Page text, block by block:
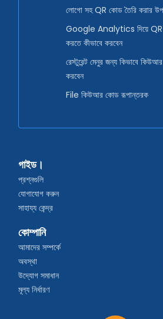
লোগো সহ QR কোড তৈরি করার
Google Analytics দিয়ে QR
করতে কীভাবে করবেন
রেস্টুরেন্ট মেনুর জন্য কিভাবে
করবেন
File কিউআর কোড রূপান্তরক
গাইড।
প্রশ্নগুলি
যোগাযোগ করুন
সাহায্য কেন্দ্র
কোম্পানি
আমাদের সম্পর্কে
অবস্থা
উদ্যোগ সমাধান
মূল্য নির্ধারণ